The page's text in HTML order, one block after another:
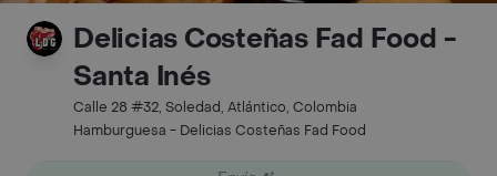
Delicias Costeñas Fad Food -
Santa Inés
Calle 28 #32, Soledad, Atlántico, Colombia
Hamburguesa - Delicias Costeñas Fad Food